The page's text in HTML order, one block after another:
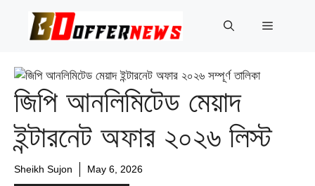
content
Menu
জিপি আনলিমিটেড মেয়াদ
ইন্টারনেট অফার ২০২৬ লিস্ট
Sheikh Sujon May 6, 2026